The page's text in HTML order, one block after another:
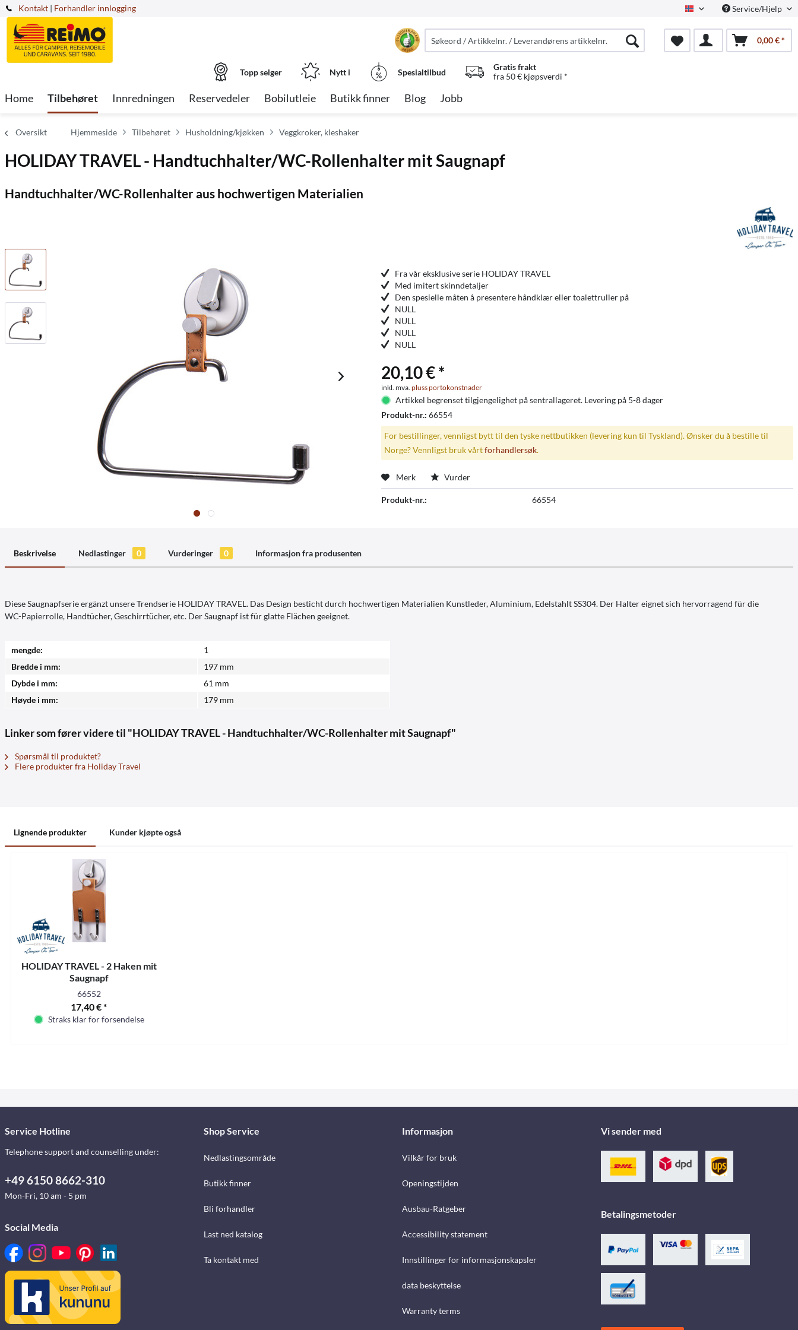
Kontakt NorwegianService/Hjelp
| Forhandler innlogging
0,00 € *
Topp selger Nytt i Spesialtilbud
Gratis frakt
fra 50 € kjøpsverdi *
Home Tilbehøret Innredningen Reservedeler Bobilutleie Butikk finner Blog Jobb
Oversikt Hjemmeside Tilbehøret Husholdning/kjøkken Veggkroker, kleshaker
HOLIDAY TRAVEL - Handtuchhalter/WC-Rollenhalter mit Saugnapf
Handtuchhalter/WC-Rollenhalter aus hochwertigen Materialien
Fra vår eksklusive serie HOLIDAY TRAVEL
Med imitert skinndetaljer
Den spesielle måten å presentere håndklær eller toalettruller på
NULL
NULL
NULL
NULL
20,10 € *
inkl. mva.pluss portokonstnader
Artikkel begrenset tilgjengelighet på sentrallageret. Levering på 5-8 dager
Produkt-nr.:66554
For bestillinger, vennligst bytt til den tyske nettbutikken (levering kun til Tyskland). Ønsker du å bestille til
Norge? Vennligst bruk vårtforhandlersøk.
Merk Vurder
Produkt-nr.: 66554
Beskrivelse Nedlastinger 0 Vurderinger 0 Informasjon fra produsenten
Diese Saugnapfserie ergänzt unsere Trendserie HOLIDAY TRAVEL. Das Design besticht durch hochwertigen Materialien Kunstleder, Aluminium, Edelstahlt SS304. Der Halter eignet sich hervorragend für die
WC-Papierrolle, Handtücher, Geschirrtücher, etc. Der Saugnapf ist für glatte Flächen geeignet.
mengde:
1
Bredde i mm:
197 mm
Dybde i mm:
61 mm
Høyde i mm:
179 mm
Linker som fører videre til "HOLIDAY TRAVEL - Handtuchhalter/WC-Rollenhalter mit Saugnapf"
Spørsmål til produktet?
Flere produkter fra Holiday Travel
Lignende produkter Kunder kjøpte også
HOLIDAY TRAVEL - 2 Haken mit
Saugnapf
66552
17,40 € *
Straks klar for forsendelse
Service Hotline
Telephone support and counselling under:
+49 6150 8662-310
Mon-Fri, 10 am - 5 pm
Social Media
Shop Service
Nedlastingsområde
Butikk finner
Bli forhandler
Last ned katalog
Ta kontakt med
Informasjon
Vilkår for bruk
Openingstijden
Ausbau-Ratgeber
Accessibility statement
Innstillinger for informasjonskapsler
data beskyttelse
Warranty terms
Vi sender med
Betalingsmetoder